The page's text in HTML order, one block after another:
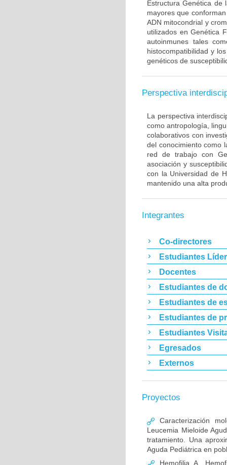
Estructura Genética de
mayores que
ADN mitocondrial y
utilizados en Genética
autoinmunes tales
histocompatibilidad y
genéticos de
Perspectiva
La perspectiva
como antropología,
colaborativos con
del conocimiento como
red de trabajo con
asociación y
con la Universidad de
mantenido una alta
Integrantes
Co-directores
Estudiantes
Docentes
Estudiantes de
Estudiantes de
Estudiantes de
Estudiantes
Egresados
Externos
Proyectos
Caracterización
Leucemia Mieloide
tratamiento. Una
Aguda Pediátrica en
Hemofilia A,